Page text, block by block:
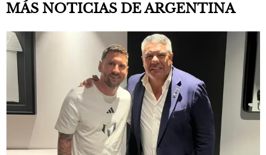
MÁS NOTICIAS DE ARGENTINA